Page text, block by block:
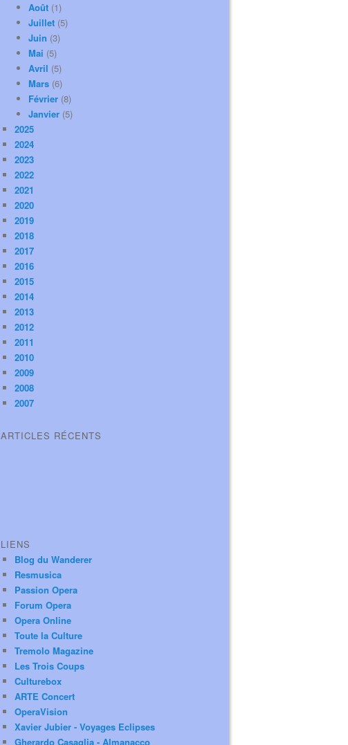
Août (1)
Juillet (5)
Juin (3)
Mai (5)
Avril (5)
Mars (6)
Février (8)
Janvier (5)
2025
2024
2023
2022
2021
2020
2019
2018
2017
2016
2015
2014
2013
2012
2011
2010
2009
2008
2007
ARTICLES RÉCENTS
LIENS
Blog du Wanderer
Resmusica
Passion Opera
Forum Opera
Opera Online
Toute la Culture
Tremolo Magazine
Les Trois Coups
Culturebox
ARTE Concert
OperaVision
Xavier Jubier - Voyages Eclipses
Gherardo Casaglia - Almanacco